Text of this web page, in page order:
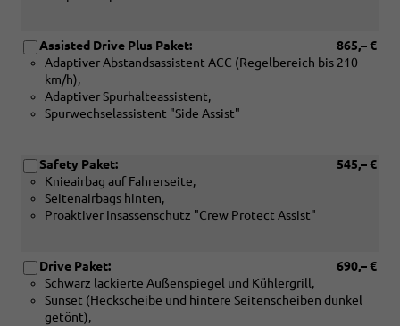
865,– €
Assisted Drive Plus Paket:
Adaptiver Abstandsassistent ACC (Regelbereich bis 210
km/h),
Adaptiver Spurhalteassistent,
Spurwechselassistent "Side Assist"
545,– €
Safety Paket:
Knieairbag auf Fahrerseite,
Seitenairbags hinten,
Proaktiver Insassenschutz "Crew Protect Assist"
690,– €
Drive Paket:
Schwarz lackierte Außenspiegel und Kühlergrill,
Sunset (Heckscheibe und hintere Seitenscheiben dunkel
getönt),